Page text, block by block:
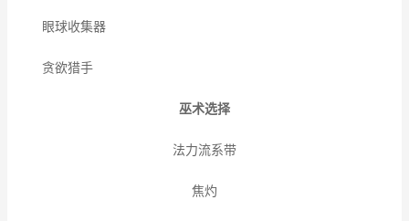
眼球收集器
贪欲猎手
巫术选择
法力流系带
焦灼